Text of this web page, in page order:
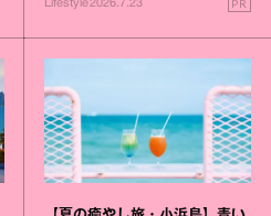
Lifestyle2026.7.23 PR